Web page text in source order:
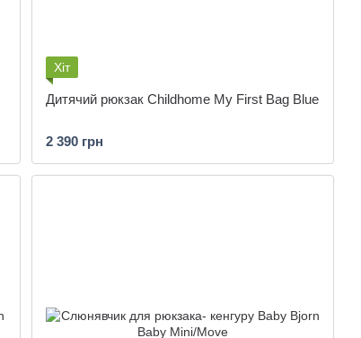
Хіт
Дитячий рюкзак Childhome My First Bag Blue
2 390 грн